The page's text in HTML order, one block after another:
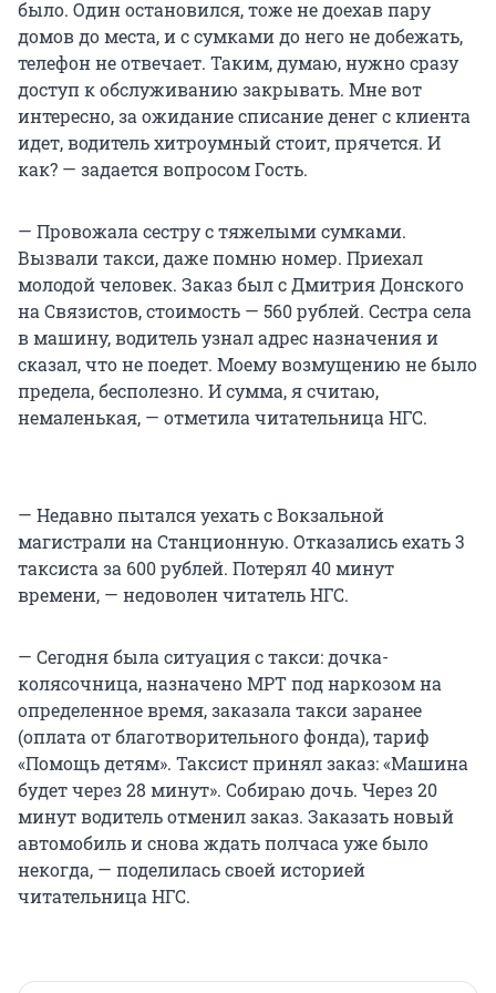
было. Один остановился, тоже не доехав пару
домов до места, и с сумками до него не добежать,
телефон не отвечает. Таким, думаю, нужно сразу
доступ к обслуживанию закрывать. Мне вот
интересно, за ожидание списание денег с клиента
идет, водитель хитроумный стоит, прячется. И
как? — задается вопросом Гость.
— Провожала сестру с тяжелыми сумками.
Вызвали такси, даже помню номер. Приехал
молодой человек. Заказ был с Дмитрия Донского
на Связистов, стоимость — 560 рублей. Сестра села
в машину, водитель узнал адрес назначения и
сказал, что не поедет. Моему возмущению не было
предела, бесполезно. И сумма, я считаю,
немаленькая, — отметила читательница НГС.
— Недавно пытался уехать с Вокзальной
магистрали на Станционную. Отказались ехать 3
таксиста за 600 рублей. Потерял 40 минут
времени, — недоволен читатель НГС.
— Сегодня была ситуация с такси: дочка-
колясочница, назначено МРТ под наркозом на
определенное время, заказала такси заранее
(оплата от благотворительного фонда), тариф
«Помощь детям». Таксист принял заказ: «Машина
будет через 28 минут». Собираю дочь. Через 20
минут водитель отменил заказ. Заказать новый
автомобиль и снова ждать полчаса уже было
некогда, — поделилась своей историей
читательница НГС.